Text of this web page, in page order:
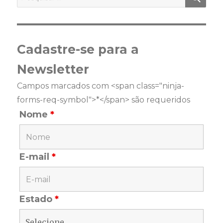
por:
Cadastre-se para a
Newsletter
Campos marcados com <span class="ninja-
forms-req-symbol">*</span> são requeridos
Nome*
E-mail*
Estado*